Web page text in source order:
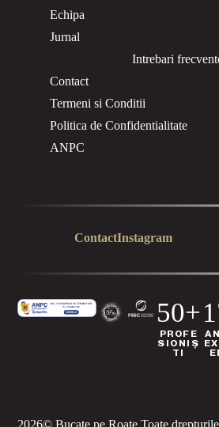
Echipa
Jurnal
Intrebari
Contact
Termeni si Conditii
Politica de Confidentialitate
ANPC
ContactInstagram
50+
PROFE
SIONIȘ
TI
2026© Bucate pe Roate.Toate